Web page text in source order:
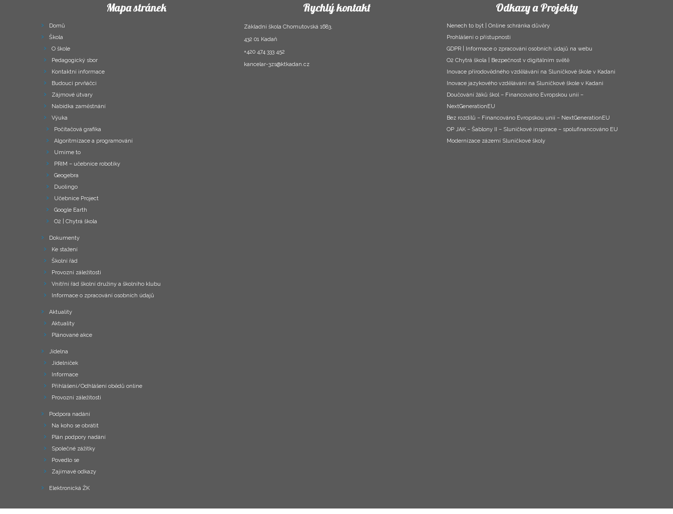
Mapa stránek
Domů
Škola
O škole
Pedagogický sbor
Kontaktní informace
Budoucí prvňáčci
Zájmové útvary
Nabídka zaměstnání
Výuka
Počítačová grafika
Algoritmizace a programování
Umíme to
PRIM – učebnice robotiky
Geogebra
Duolingo
Učebnice Project
Google Earth
O2 | Chytrá škola
Dokumenty
Ke stažení
Školní řád
Provozní záležitosti
Vnitřní řád školní družiny a školního klubu
Informace o zpracování osobních údajů
Aktuality
Aktuality
Plánované akce
Jídelna
Jídelníček
Informace
Přihlášení/Odhlášení obědů online
Provozní záležitosti
Podpora nadání
Na koho se obrátit
Plán podpory nadání
Společné zážitky
Povedlo se
Zajímavé odkazy
Elektronická ŽK
Rychlý kontakt
Základní škola Chomutovská 1683,
432 01 Kadaň
+420 474 333 452
kancelar-3zs@ktkadan.cz
Odkazy a Projekty
Nenech to být | Online schránka důvěry
Prohlášení o přístupnosti
GDPR | Informace o zpracování osobních údajů na webu
O2 Chytrá škola | Bezpečnost v digitálním světě
Inovace přírodovědného vzdělávání na Sluníčkové škole v Kadani
Inovace jazykového vzdělávání na Sluníčkové škole v Kadani
Doučování žáků škol – Financováno Evropskou unií –
NextGenerationEU
Bez rozdílů – Financováno Evropskou unií – NextGenerationEU
OP JAK – Šablony II – Sluníčkové inspirace – spolufinancováno EU
Modernizace zázemí Sluníčkové školy